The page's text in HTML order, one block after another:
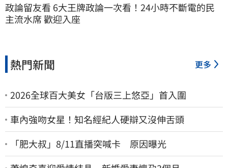
政論留友看 6大王牌政論一次看！24小時不斷電的民
主流水席 歡迎入座
熱門新聞 更多
2026全球百大美女「台版三上悠亞」首入圍
車內強吻女星！知名經紀人硬辯又沒伸舌頭
「肥大叔」8/11直播突喊卡 原因曝光